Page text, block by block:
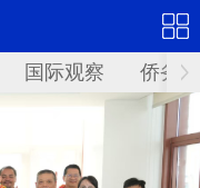
国际观察 侨务